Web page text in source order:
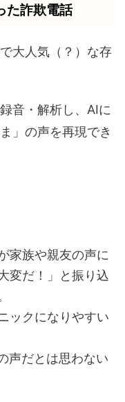
た詐欺電話
大人気（？）な存
音・解析し、AIに
」の声を再現でき
家族や親友の声に
変だ！」と振り込
ックになりやすい
声だとは思わない